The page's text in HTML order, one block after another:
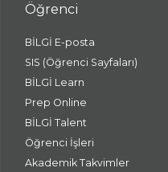
Öğrenci
BİLGİ E-posta
SIS (Öğrenci Sayfaları)
BİLGİ Learn
Prep Online
BİLGİ Talent
Öğrenci İşleri
Akademik Takvimler